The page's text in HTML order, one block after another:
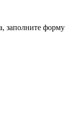
заполните форму